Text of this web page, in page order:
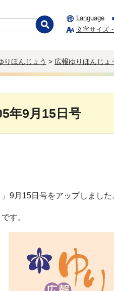
Language
文字サイズ
りほんじょう > 広報ゆりほんじょ
年9月15日号
9月15日号をアップしました
す。